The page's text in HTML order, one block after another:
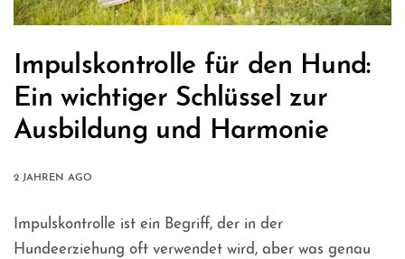
Impulskontrolle für den Hund:
Ein wichtiger Schlüssel zur
Ausbildung und Harmonie
2 JAHREN AGO
Impulskontrolle ist ein Begriff, der in der
Hundeerziehung oft verwendet wird, aber was genau